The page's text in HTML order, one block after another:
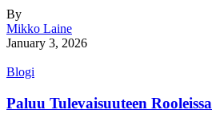
By
Mikko Laine
January 3, 2026
Blogi
Paluu Tulevaisuuteen Rooleissa